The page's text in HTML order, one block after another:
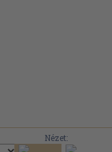
Nézet: